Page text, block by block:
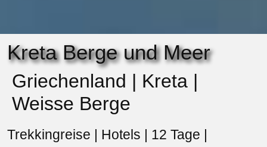
Kreta Berge und Meer
Griechenland | Kreta |
Weisse Berge
Trekkingreise | Hotels | 12 Tage |